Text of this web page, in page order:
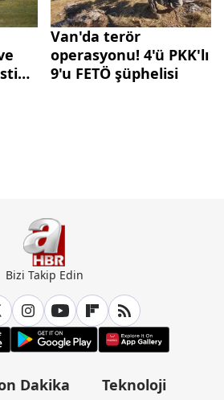
Van'da terör
operasyonu! 4'ü PKK'lı
9'u FETÖ şüphelisi
Bizi Takip Edin
Dakika
Teknoloji